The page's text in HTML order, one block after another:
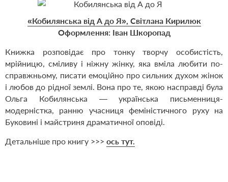
«Кобилянська від А до Я», Світлана Кирилюк
Оформлення: Іван Шкоропад
Книжка розповідає про тонку творчу особистість,
мрійницю, сміливу і ніжну жінку, яка вміла любити по-
справжньому, писати емоційно про сильних духом жінок
і любов до рідної землі. Вона про те, якою насправді була
Ольга Кобилянська — українська письменниця-
модерністка, ранню учасниця феміністичного руху на
Буковині і майстриня драматичної оповіді.
Детальніше про книгу >>> ось тут.